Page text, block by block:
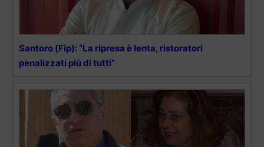
Santoro (Fip): “La ripresa è lenta, ristoratori
penalizzati più di tutti”